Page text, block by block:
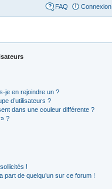
FAQ Connexion
je en rejoindre un ?
d’utilisateurs ?
dans une couleur différente ?
?
!
part de quelqu’un sur ce forum !